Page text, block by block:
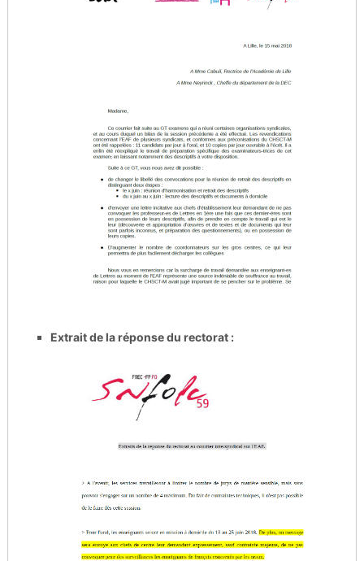
Extrait de la réponse du rectorat :